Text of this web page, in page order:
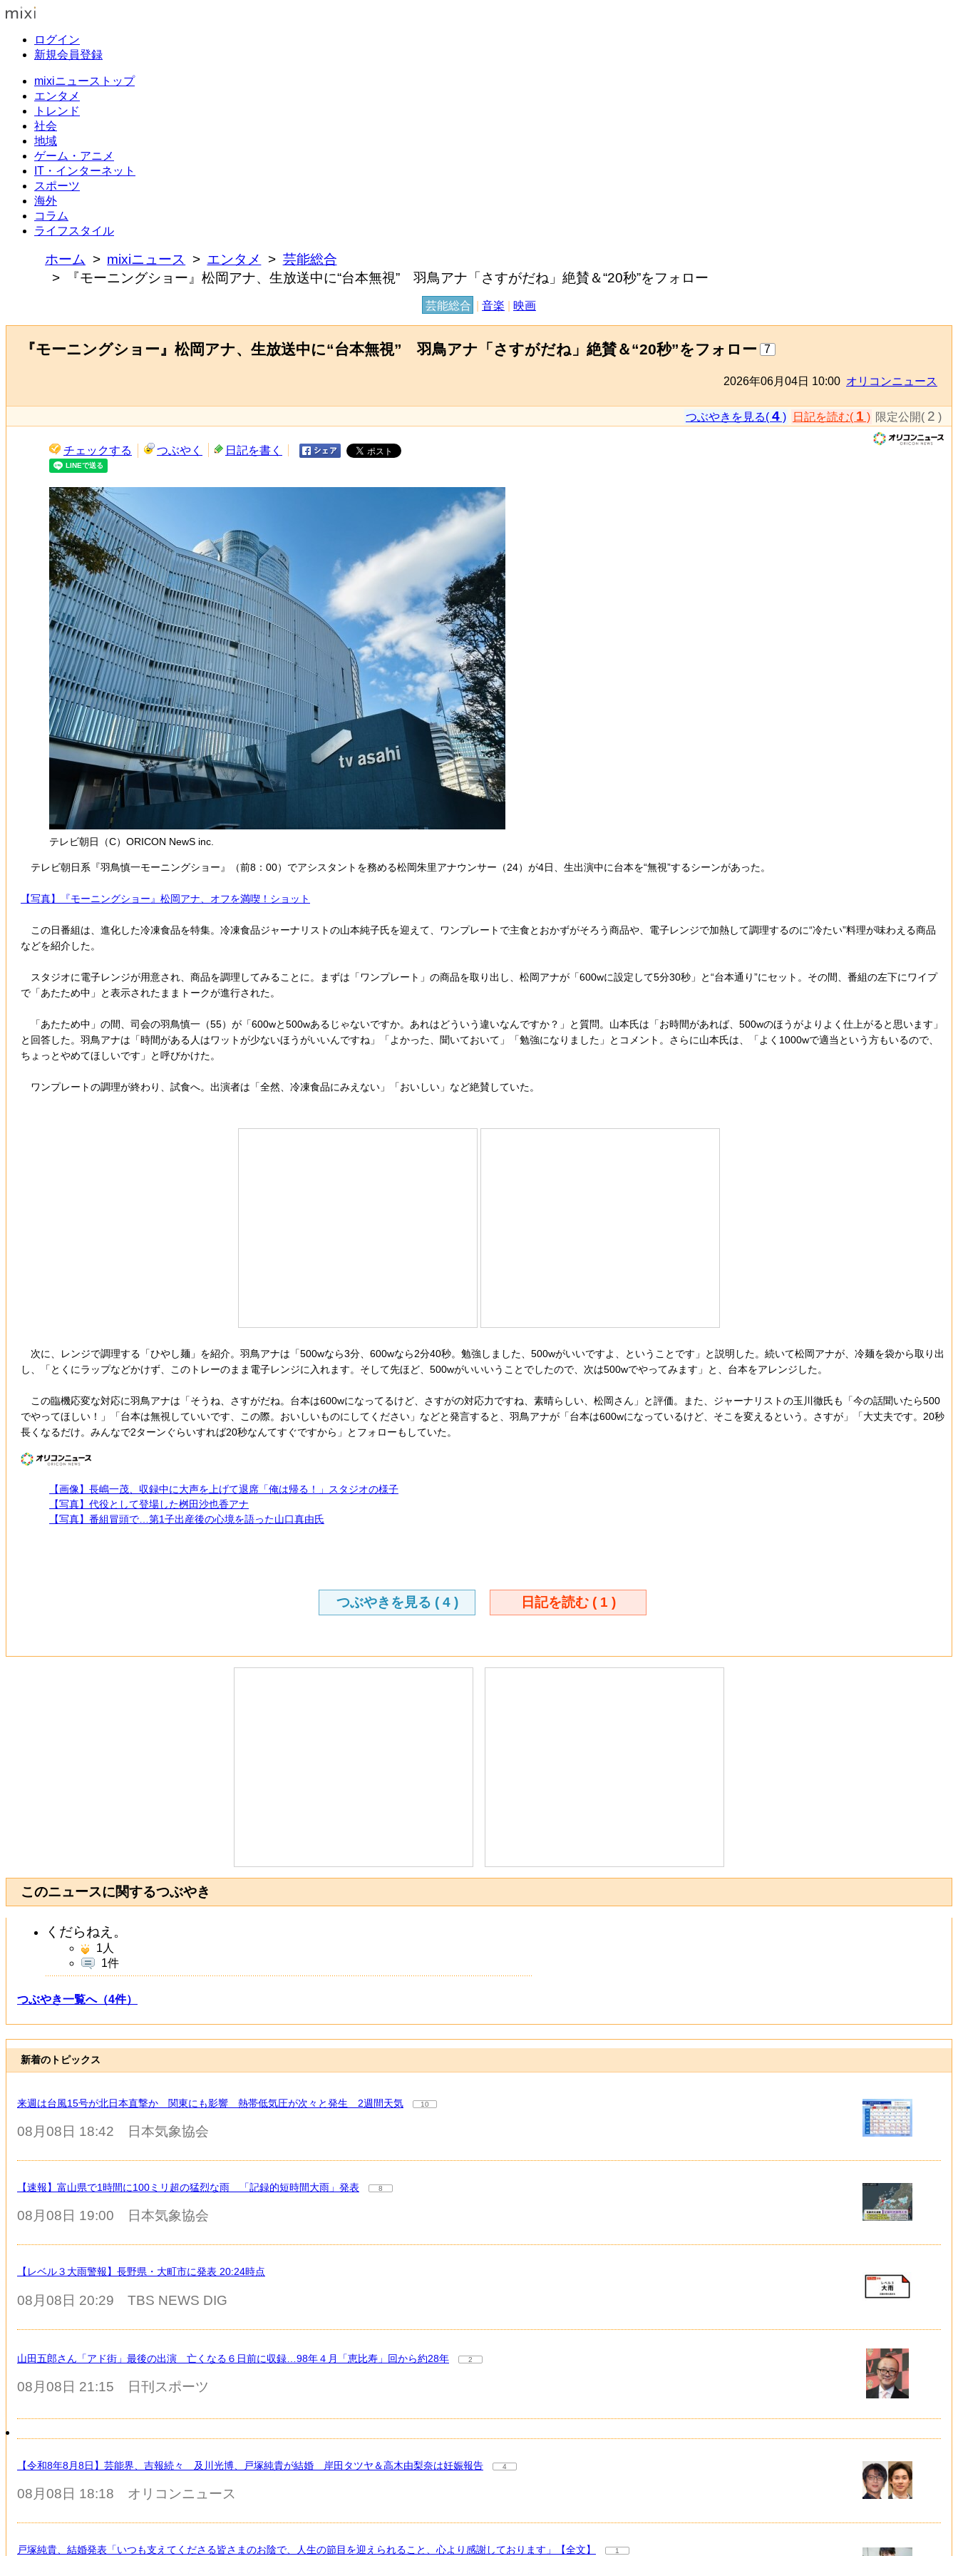
ログイン
新規会員登録
mixiニューストップ
エンタメ
トレンド
社会
地域
ゲーム・アニメ
IT・インターネット
スポーツ
海外
コラム
ライフスタイル
ホーム mixiニュース エンタメ
芸能総合
『モーニングショー』松岡アナ、生放送中に“台本無視” 羽鳥アナ「さすがだね」絶賛＆“20秒”をフォロー
芸能総合 音楽 映画
『モーニングショー』松岡アナ、生放送中に“台本無視” 羽鳥アナ「さすがだね」絶賛＆“20秒”をフォロー 7
2026年06月04日 10:00 オリコンニュース
つぶやきを見る( 4 ) 日記を読む( 1 ) 限定公開( 2 )
チェックする つぶやく 日記を書く
テレビ朝日（C）ORICON NewS inc.
テレビ朝日系『羽鳥慎一モーニングショー』（前8：00）でアシスタントを務める松岡朱里アナウンサー（24）が4日、生出演中に台本を“無視”するシーンがあった。
【写真】『モーニングショー』松岡アナ、オフを満喫！ショット
この日番組は、進化した冷凍食品を特集。冷凍食品ジャーナリストの山本純子氏を迎えて、ワンプレートで主食とおかずがそろう商品や、電子レンジで加熱して調理するのに“冷たい”料理が味わえる商品
などを紹介した。
スタジオに電子レンジが用意され、商品を調理してみることに。まずは「ワンプレート」の商品を取り出し、松岡アナが「600wに設定して5分30秒」と“台本通り”にセット。その間、番組の左下にワイプ
で「あたため中」と表示されたままトークが進行された。
「あたため中」の間、司会の羽鳥慎一（55）が「600wと500wあるじゃないですか。あれはどういう違いなんですか？」と質問。山本氏は「お時間があれば、500wのほうがよりよく仕上がると思います」
と回答した。羽鳥アナは「時間がある人はワットが少ないほうがいいんですね」「よかった、聞いておいて」「勉強になりました」とコメント。さらに山本氏は、「よく1000wで適当という方もいるので、
ちょっとやめてほしいです」と呼びかけた。
ワンプレートの調理が終わり、試食へ。出演者は「全然、冷凍食品にみえない」「おいしい」など絶賛していた。
次に、レンジで調理する「ひやし麺」を紹介。羽鳥アナは「500wなら3分、600wなら2分40秒。勉強しました、500wがいいですよ、ということです」と説明した。続いて松岡アナが、冷麺を袋から取り出
し、「とくにラップなどかけず、このトレーのまま電子レンジに入れます。そして先ほど、500wがいいいうことでしたので、次は500wでやってみます」と、台本をアレンジした。
この臨機応変な対応に羽鳥アナは「そうね、さすがだね。台本は600wになってるけど、さすがの対応力ですね、素晴らしい、松岡さん」と評価。また、ジャーナリストの玉川徹氏も「今の話聞いたら500
でやってほしい！」「台本は無視していいです、この際。おいしいものにしてください」などと発言すると、羽鳥アナが「台本は600wになっているけど、そこを変えるという。さすが」「大丈夫です。20秒
長くなるだけ。みんなで2ターンぐらいすれば20秒なんてすぐですから」とフォローもしていた。
【画像】長嶋一茂、収録中に大声を上げて退席「俺は帰る！」スタジオの様子
【写真】代役として登場した桝田沙也香アナ
【写真】番組冒頭で…第1子出産後の心境を語った山口真由氏
つぶやきを見る ( 4) 日記を読む ( 1 )
このニュースに関するつぶやき
くだらねえ。
1 人
1件
つぶやき一覧へ（4件）
新着のトピックス
来週は台風15号が北日本直撃か 関東にも影響 熱帯低気圧が次々と発生 2週間天気 10
08月08日 18:42 日本気象協会
【速報】富山県で1時間に100ミリ超の猛烈な雨 「記録的短時間大雨」発表 8
08月08日 19:00 日本気象協会
【レベル３大雨警報】長野県・大町市に発表 20:24時点
08月08日 20:29 TBS NEWS DIG
山田五郎さん「アド街」最後の出演 亡くなる６日前に収録…98年４月「恵比寿」回から約28年 2
08月08日 21:15 日刊スポーツ
【令和8年8月8日】芸能界、吉報続々 及川光博、戸塚純貴が結婚 岸田タツヤ＆高木由梨奈は妊娠報告 4
08月08日 18:18 オリコンニュース
戸塚純貴、結婚発表「いつも支えてくださる皆さまのお陰で、人生の節目を迎えられること、心より感謝しております」【全文】 1